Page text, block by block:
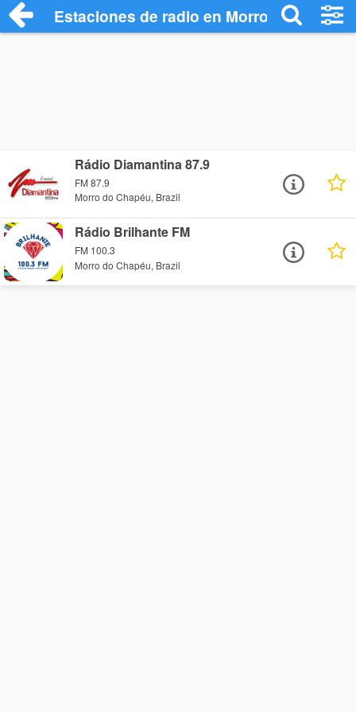
Estaciones de radio en Morro do
Rádio Diamantina 87.9
FM 87.9
Morro do Chapéu, Brazil
Rádio Brilhante FM
FM 100.3
Morro do Chapéu, Brazil